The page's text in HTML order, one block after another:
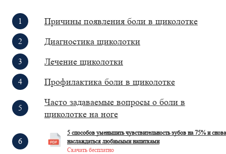
Причины появления боли в щиколотке
Диагностика щиколотки
Лечение щиколотки
Профилактика боли в щиколотке
Часто задаваемые вопросы о боли в
щиколотке на ноге
5 способов уменьшить чувствительность зубов на 75% и снова
наслаждаться любимыми напитками
Скачать бесплатно